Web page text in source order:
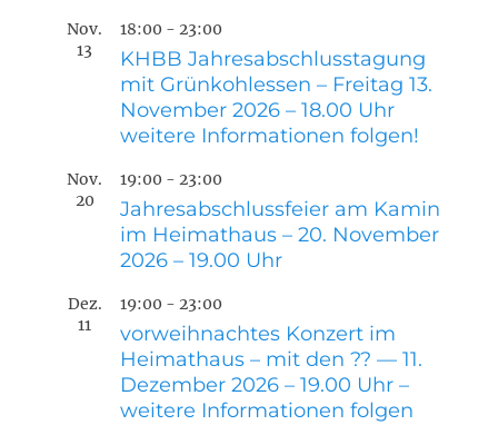
Nov.
13
18:00 - 23:00
KHBB Jahresabschlusstagung
mit Grünkohlessen – Freitag 13.
November 2026 – 18.00 Uhr
weitere Informationen folgen!
Nov.
20
19:00 - 23:00
Jahresabschlussfeier am Kamin
im Heimathaus – 20. November
2026 – 19.00 Uhr
Dez.
11
19:00 - 23:00
vorweihnachtes Konzert im
Heimathaus – mit den ?? — 11.
Dezember 2026 – 19.00 Uhr –
weitere Informationen folgen